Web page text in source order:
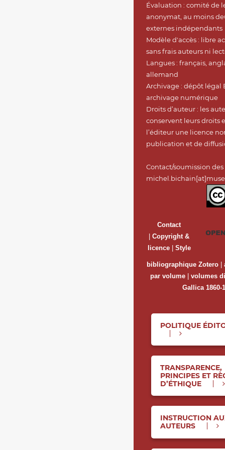
Évaluation : comité de
anonymat, au moins
externes indépendants
Modèle d'accès : libre
sans frais auteurs ni
Langues : français,
allemand
Archivage : dépôt légal
archivage numérique
Droits d’auteur : les
conservent leurs droits
l’éditeur une licence
publication et de
Contact/soumission
Contact
| Copyright &
licence | Style
bibliographique Zotero
par volume
volumes
Gallica 1860-
POLITIQUE
TRANSPARENCE,
PRINCIPES ET
D’ÉTHIQUE
INSTRUCTION
AUTEURS